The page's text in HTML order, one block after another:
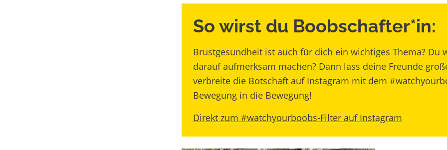
So wirst du Boobschafter*in:
Brustgesundheit ist auch für dich ein wichtiges Thema? Du
darauf aufmerksam machen? Dann lass deine Freunde
verbreite die Botschaft auf Instagram mit dem
Bewegung in die Bewegung!
Direkt zum #watchyourboobs-Filter auf Instagram